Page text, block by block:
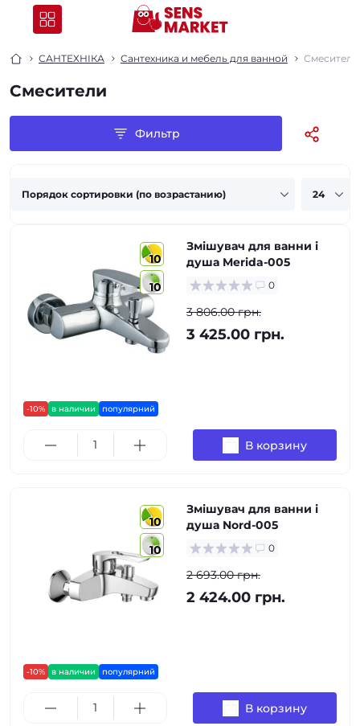
САНТЕХНІКА Сантехника и мебель для ванной Смесители
Смесители
Фильтр
10
10
-10% в наличии популярний
Змішувач для ванни і
душа Merida-005
0
3 806.00 грн.
3 425.00 грн.
В корзину
10
10
-10% в наличии популярний
Змішувач для ванни і
душа Nord-005
0
2 693.00 грн.
2 424.00 грн.
В корзину